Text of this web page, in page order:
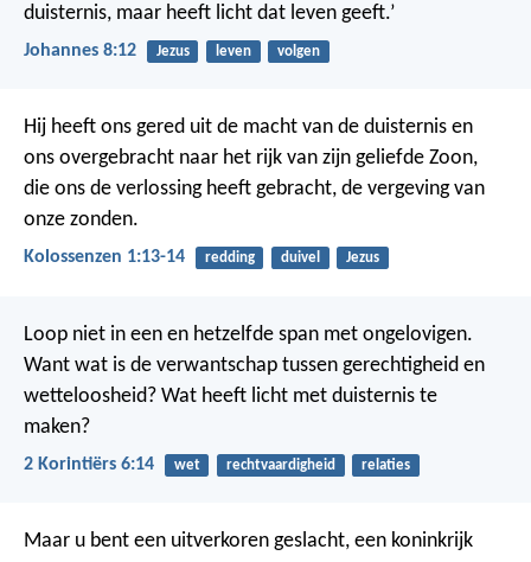
duisternis, maar heeft licht dat leven geeft.’
Johannes 8:12 Jezus leven volgen
Hij heeft ons gered uit de macht van de duisternis en
ons overgebracht naar het rijk van zijn geliefde Zoon,
die ons de verlossing heeft gebracht, de vergeving van
onze zonden.
Kolossenzen 1:13-14 redding duivel Jezus
Loop niet in een en hetzelfde span met ongelovigen.
Want wat is de verwantschap tussen gerechtigheid en
wetteloosheid? Wat heeft licht met duisternis te
maken?
2 Korintiërs 6:14 wet rechtvaardigheid relaties
Maar u bent een uitverkoren geslacht, een koninkrijk